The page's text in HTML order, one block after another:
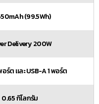
(99.5Wh)
Delivery 200W
อร์ต และ USB-A 1 พอร์ต
0.65 กิโลกรัม